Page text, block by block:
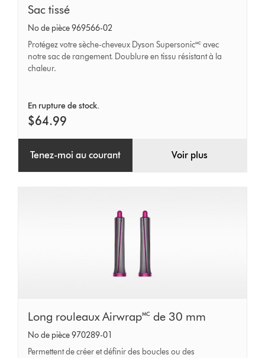
Sac
tissé
Sac tissé
No de pièce 969566-02
Protégez votre sèche-cheveux Dyson Supersonic🅪 avec
notre sac de rangement. Doublure en tissu résistant à la
chaleur.
En rupture de stock.
$64.99
Tenez-moi au courant Voir plus
Long
rouleaux
Airwrap🅪
Long rouleaux Airwrap🅪 de 30 mm
No de pièce 970289-01
Permettent de créer et définir des boucles ou des